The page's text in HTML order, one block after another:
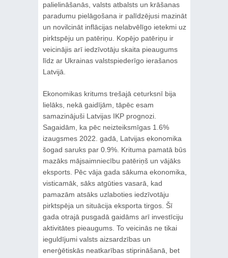
palielināšanās, valsts atbalsts un krāšanas
paradumu pielāgošana ir palīdzējusi mazināt
un novilcināt inflācijas nelabvēlīgo ietekmi uz
pirktspēju un patēriņu. Kopējo patēriņu ir
veicinājis arī iedzīvotāju skaita pieaugums
līdz ar Ukrainas valstspiederīgo ierašanos
Latvijā.
Ekonomikas kritums trešajā ceturksnī bija
lielāks, nekā gaidījām, tāpēc esam
samazinājuši Latvijas IKP prognozi.
Sagaidām, ka pēc neizteiksmīgas 1.6%
izaugsmes 2022. gadā, Latvijas ekonomika
šogad saruks par 0.9%. Krituma pamatā būs
mazāks mājsaimniecību patēriņš un vājāks
eksports. Pēc vāja gada sākuma ekonomika,
visticamāk, sāks atgūties vasarā, kad
pamazām atsāks uzlaboties iedzīvotāju
pirktspēja un situācija eksporta tirgos. Šī
gada otrajā pusgadā gaidāms arī investīciju
aktivitātes pieaugums. To veicinās ne tikai
ieguldījumi valsts aizsardzības un
enerģētiskās neatkarības stiprināšanā, bet